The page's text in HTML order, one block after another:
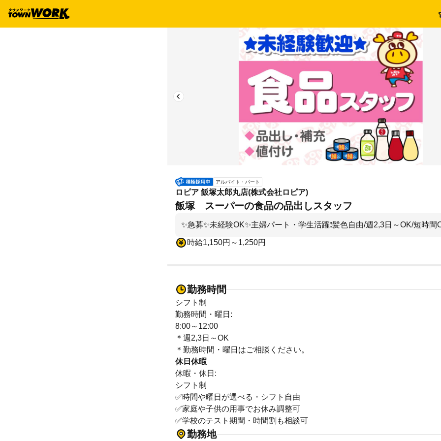
アルバイト・パート
ロピア 飯塚太郎丸店(株式会社ロピア)
飯塚 スーパーの食品の品出しスタッフ
✨急募✨未経験OK✨主婦パート・学生活躍❗︎髪色自由/週2,3日～OK/短時間
時給1,150円～1,250円
勤務時間
シフト制
勤務時間・曜日:
8:00～12:00
＊週2,3日～OK
＊勤務時間・曜日はご相談ください。
休日休暇
休暇・休日:
シフト制
✅時間や曜日が選べる・シフト自由
✅家庭や子供の用事でお休み調整可
✅学校のテスト期間・時間割も相談可
勤務地